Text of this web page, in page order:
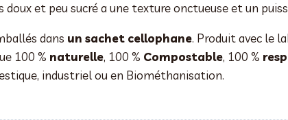
doux et peu sucré a une texture onctueuse et un
dans un sachet cellophane. Produit avec le
100 % naturelle, 100 % Compostable, 100 %
industriel ou en Biométhanisation.